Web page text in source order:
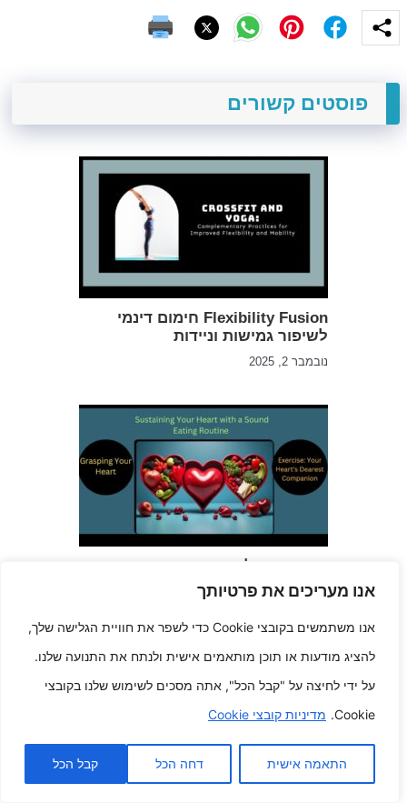
אנו מעריכים את פרטיותך
אנו משתמשים בקובצי Cookie כדי לשפר את חוויית הגלישה שלך,
להציג מודעות או תוכן מותאמים אישית ולנתח את התנועה שלנו.
על ידי לחיצה על "קבל הכל", אתה מסכים לשימוש שלנו בקובצי
Cookie. מדיניות קובצי Cookie
התאמה אישית דחה הכל קבל הכל
פוסטים קשורים
Flexibility Fusion חימום דינמי
לשיפור גמישות וניידות
נובמבר 2, 2025
הרפתקה אל אמצע עוצמתי יותר
חשוף את נפלאות רווחה המרכז וכלי
הדם
יולי 24, 2024